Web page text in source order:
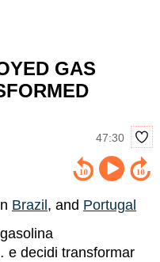
GAS
47:30
Brazil, and Portugal
e decidi transformar